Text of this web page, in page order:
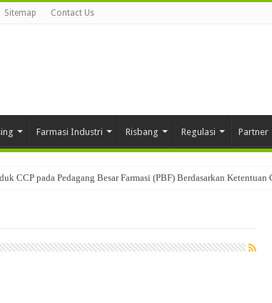
Sitemap Contact Us
Farmasi Industri Risbang Regulasi Partner
CCP pada Pedagang Besar Farmasi (PBF) Berdasarkan Ketentuan